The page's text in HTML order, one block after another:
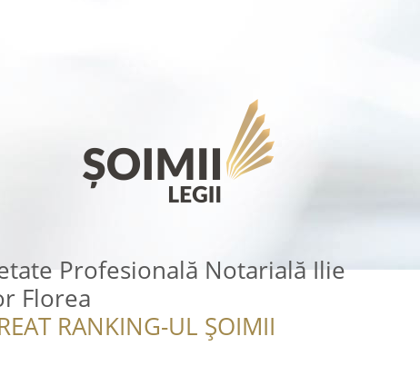
Profesională Notarială Ilie
Florea
RANKING-UL ȘOIMII